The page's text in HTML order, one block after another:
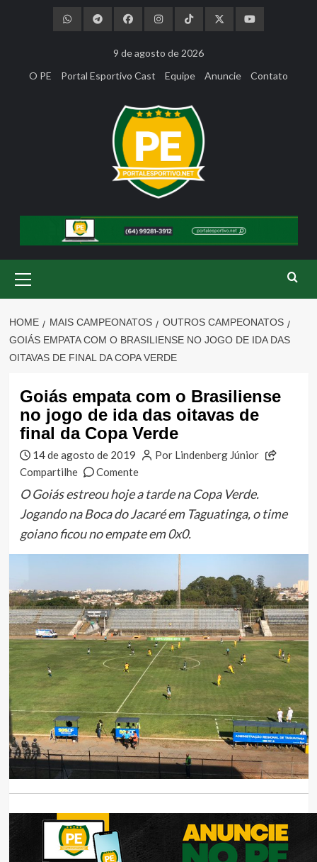
9 de agosto de 2026
O PE
Portal Esportivo Cast Equipe Anuncie Contato
Menu
HOME MAIS CAMPEONATOS
OUTROS CAMPEONATOS
GOIÁS EMPATA COM O BRASILIENSE NO JOGO DE IDA DAS
OITAVAS DE FINAL DA COPA VERDE
Goiás empata com o Brasiliense
no jogo de ida das oitavas de
final da Copa Verde
14 de agosto de 2019
Por Lindenberg Júnior
Compartilhe
Comente
O Goiás estreou hoje a tarde na Copa Verde.
Jogando na Boca do Jacaré em Taguatinga, o time
goiano ficou no empate em 0x0.